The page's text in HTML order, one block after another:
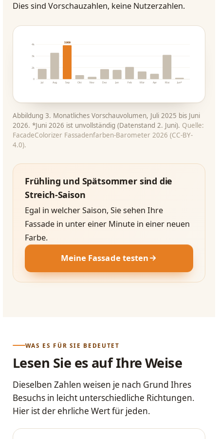
Dies sind Vorschauzahlen, keine Nutzerzahlen.
4k
3k
2k
0
Jul Aug Sep Okt Nov Dez Jan Feb Mär Apr Mai Jun*
3.909
Abbildung 3. Monatliches Vorschauvolumen, Juli 2025 bis Juni
2026. *Juni 2026 ist unvollständig (Datenstand 2. Juni). Quelle:
FacadeColorizer Fassadenfarben-Barometer 2026 (CC-BY-
4.0).
Frühling und Spätsommer sind die
Streich-Saison
Egal in welcher Saison, Sie sehen Ihre
Fassade in unter einer Minute in einer neuen
Farbe.
Meine Fassade testen
WAS ES FÜR SIE BEDEUTET
Lesen Sie es auf Ihre Weise
Dieselben Zahlen weisen je nach Grund Ihres
Besuchs in leicht unterschiedliche Richtungen.
Hier ist der ehrliche Wert für jeden.